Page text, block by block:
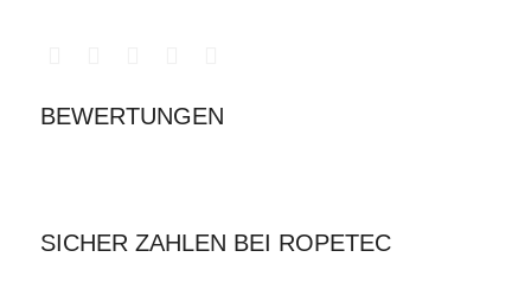
BEWERTUNGEN
SICHER ZAHLEN BEI ROPETEC